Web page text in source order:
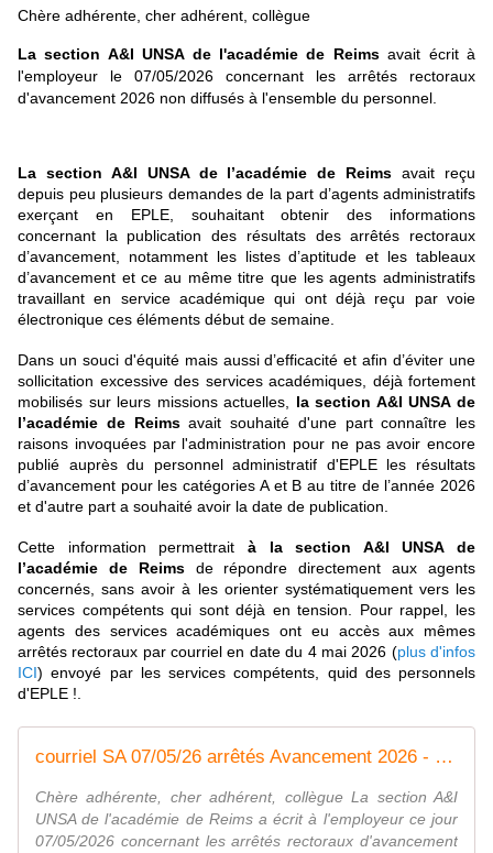
Chère adhérente, cher adhérent, collègue
La section A&I UNSA de l'académie de Reims avait écrit à
l'employeur le 07/05/2026 concernant les arrêtés rectoraux
d'avancement 2026 non diffusés à l'ensemble du personnel.
La section A&I UNSA de l’académie de Reims avait reçu
depuis peu plusieurs demandes de la part d’agents administratifs
exerçant en EPLE, souhaitant obtenir des informations
concernant la publication des résultats des arrêtés rectoraux
d’avancement, notamment les listes d’aptitude et les tableaux
d’avancement et ce au même titre que les agents administratifs
travaillant en service académique qui ont déjà reçu par voie
électronique ces éléments début de semaine.
Dans un souci d'équité mais aussi d’efficacité et afin d’éviter une
sollicitation excessive des services académiques, déjà fortement
mobilisés sur leurs missions actuelles,
la section A&I UNSA de
l’académie de Reimsavait souhaité d'une part connaître les
raisons invoquées par l'administration pour ne pas avoir encore
publié auprès du personnel administratif d'EPLE les résultats
d’avancement pour les catégories A et B au titre de l’année 2026
et d'autre part a souhaité avoir la date de publication.
Cette information permettrait à la section A&I UNSA de
l’académie de Reimsde répondre directement aux agents
concernés, sans avoir à les orienter systématiquement vers les
services compétents qui sont déjà en tension. Pour rappel, les
agents des services académiques ont eu accès aux mêmes
arrêtés rectoraux par courriel en date du 4 mai 2026 (plus d'infos
ICI) envoyé par les services compétents, quid des personnels
d'EPLE !.
courriel SA 07/05/26 arrêtés Avancement 2026 - Syndicat AetI-UNSA Académie Reims
Chère adhérente, cher adhérent, collègue La section A&I
UNSA de l'académie de Reims a écrit à l'employeur ce jour
07/05/2026 concernant les arrêtés rectoraux d'avancement